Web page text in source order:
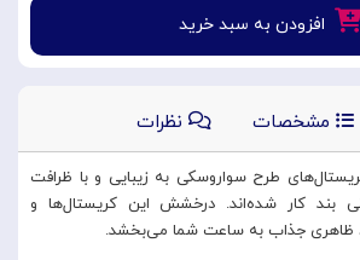
افزودن به سبد خرید
مشخصات نظرات
طرح سواروسکی به زیبایی و با ظرافت
بند کار شده‌اند. درخشش این کریستال‌ها و
ظاهری جذاب به ساعت شما می‌بخشد.